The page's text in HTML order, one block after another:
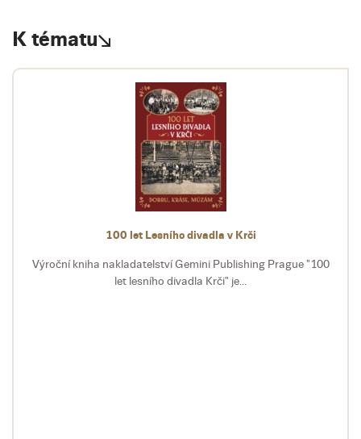
K tématu
100 let Lesního divadla v Krči
Výroční kniha nakladatelství Gemini Publishing Prague "100
let lesního divadla Krči" je...